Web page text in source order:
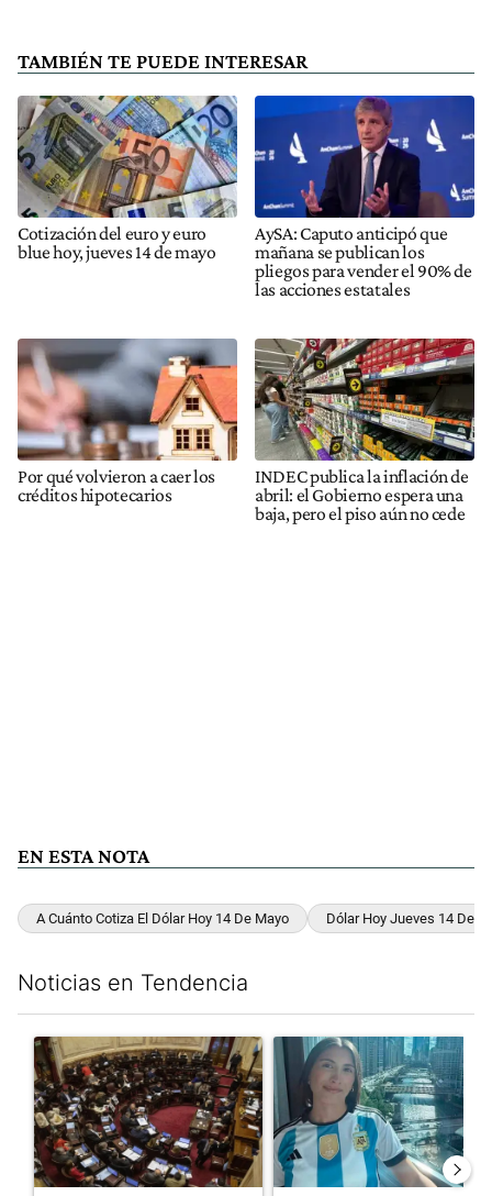
TAMBIÉN TE PUEDE INTERESAR
Cotización del euro y euro
blue hoy, jueves 14 de mayo
AySA: Caputo anticipó que
mañana se publican los
pliegos para vender el 90% de
las acciones estatales
Por qué volvieron a caer los
créditos hipotecarios
INDEC publica la inflación de
abril: el Gobierno espera una
baja, pero el piso aún no cede
EN ESTA NOTA
A Cuánto Cotiza El Dólar Hoy 14 De Mayo Dólar Hoy Jueves 14 De
Noticias en Tendencia
Un artículo de tendencia con el título "El Senado dio media
Un artículo de tendencia con